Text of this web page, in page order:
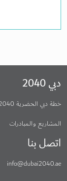
دبي 2040
خطة دبي الحضرية 2040
المشاريع والمبادرات
اتصل بنا
info@dubai2040.ae